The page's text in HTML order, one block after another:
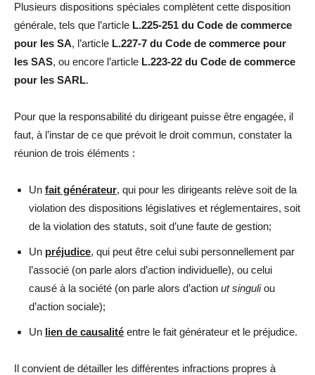
Plusieurs dispositions spéciales complètent cette disposition
générale, tels que l’article L.225-251 du Code de commerce
pour les SA, l’article L.227-7 du Code de commerce pour
les SAS, ou encore l’article L.223-22 du Code de commerce
pour les SARL.
Pour que la responsabilité du dirigeant puisse être engagée, il
faut, à l’instar de ce que prévoit le droit commun, constater la
réunion de trois éléments :
Un fait générateur, qui pour les dirigeants relève soit de la
violation des dispositions législatives et réglementaires, soit
de la violation des statuts, soit d’une faute de gestion;
Un préjudice, qui peut être celui subi personnellement par
l’associé (on parle alors d’action individuelle), ou celui
causé à la société (on parle alors d’action ut singuliou
d’action sociale);
Un lien de causalité entre le fait générateur et le préjudice.
Il convient de détailler les différentes infractions propres à